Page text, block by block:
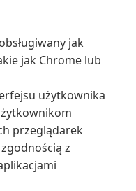
jak
jak Chrome lub
użytkownika
przeglądarek
z